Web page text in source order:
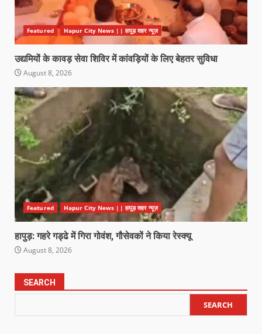
Featured Hapur City News || हापुड़ शहर न्यूज़
उद्यमियों के कावड़ सेवा शिविर में कांवड़ियों के लिए बेहतर सुविधा
August 8, 2026
Featured Hapur City News || हापुड़ शहर न्यूज़
हापुड़: गहरे गड्ढे में गिरा गोवंश, गौसेवकों ने किया रेस्क्यू
August 8, 2026
SEARCH
SEARCH